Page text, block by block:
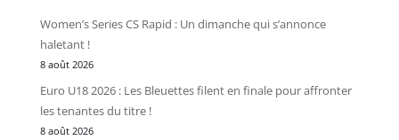
Women’s Series CS Rapid : Un dimanche qui s’annonce
haletant !
8 août 2026
Euro U18 2026 : Les Bleuettes filent en finale pour affronter
les tenantes du titre !
8 août 2026